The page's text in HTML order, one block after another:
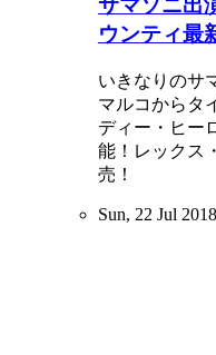
サマソニ出
ウンティ最
いきなりのサ
マルコからタ
ディー・ヒー
能！レックス
売！
Sun, 22 Jul 2018